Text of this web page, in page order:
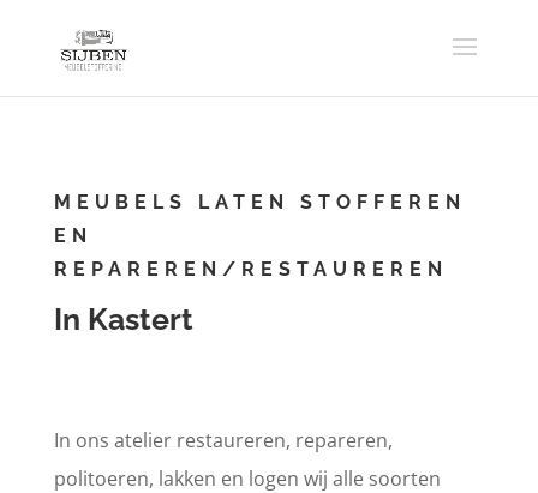
MEUBELS LATEN STOFFEREN
EN
REPAREREN/RESTAUREREN
In Kastert
In ons atelier restaureren, repareren,
politoeren, lakken en logen wij alle soorten